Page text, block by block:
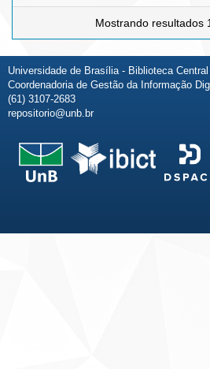
Mostrando resultados
Universidade de Brasília - Biblioteca Central
Coordenadoria de Gestão da Informação
(61) 3107-2683
repositorio@unb.br